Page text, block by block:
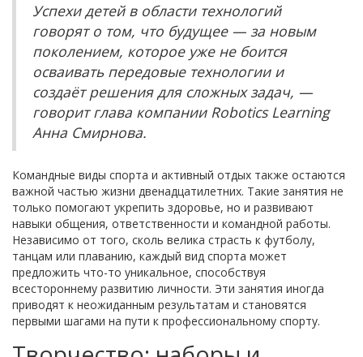
Успехи детей в области технологий
говорят о том, что будущее — за новым
поколением, которое уже не боится
осваивать передовые технологии и
создаёт решения для сложных задач, —
говорит глава компании Robotics Learning
Анна Смирнова.
Командные виды спорта и активный отдых также остаются
важной частью жизни двенадцатилетних. Такие занятия не
только помогают укрепить здоровье, но и развивают
навыки общения, ответственности и командной работы.
Независимо от того, сколь велика страсть к футболу,
танцам или плаванию, каждый вид спорта может
предложить что-то уникальное, способствуя
всестороннему развитию личности. Эти занятия иногда
приводят к неожиданным результатам и становятся
первыми шагами на пути к профессиональному спорту.